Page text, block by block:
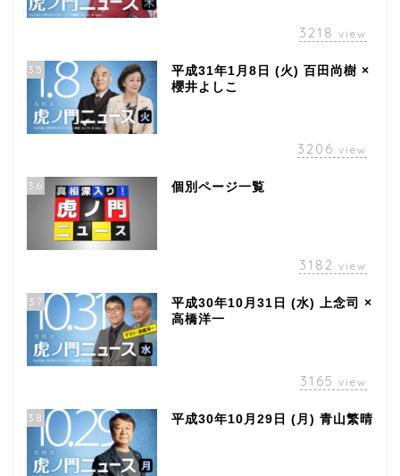
3218 view
35
平成31年1月8日 (火) 百田尚樹 ×
櫻井よしこ
3206 view
36 個別ページ一覧
3182 view
37
平成30年10月31日 (水) 上念司 ×
高橋洋一
3165 view
38 平成30年10月29日 (月) 青山繁晴